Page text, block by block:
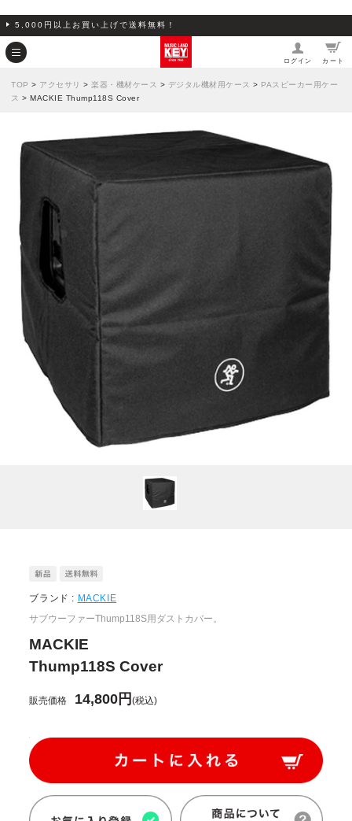
5,000円以上お買い上げで送料無料！
ログイン カート
TOP > アクセサリ > 楽器・機材ケース > デジタル機材用ケース > PAスピーカー用ケー
ス > MACKIE Thump118S Cover
ブランド : MACKIE
サブウーファーThump118S用ダストカバー。
MACKIE
Thump118S Cover
販売価格 14,800円(税込)